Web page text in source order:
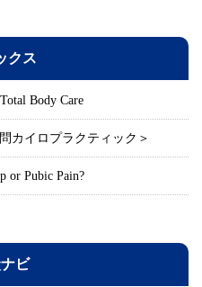
クス
Body Care
カイロプラクティック＞
or Pubic Pain?
ビ